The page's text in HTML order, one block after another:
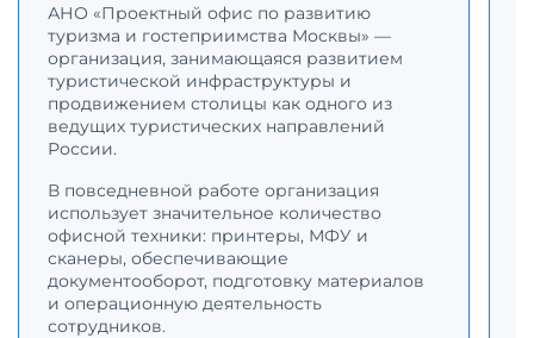
АНО «Проектный офис по развитию
туризма и гостеприимства Москвы» —
организация, занимающаяся развитием
туристической инфраструктуры и
продвижением столицы как одного из
ведущих туристических направлений
России.
В повседневной работе организация
использует значительное количество
офисной техники: принтеры, МФУ и
сканеры, обеспечивающие
документооборот, подготовку материалов
и операционную деятельность
сотрудников.